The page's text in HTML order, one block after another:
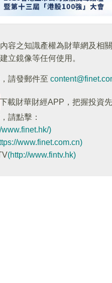
容之知識產權為財華網及相
立鏡像等任何使用。
請發郵件至
下載財華財經APP，把握投資
請點擊：
www.finet.hk/)
www.finet.com.cn)
(http://www.fintv.hk)